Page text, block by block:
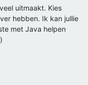
uitmaakt. Kies
hebben. Ik kan jullie
met Java helpen